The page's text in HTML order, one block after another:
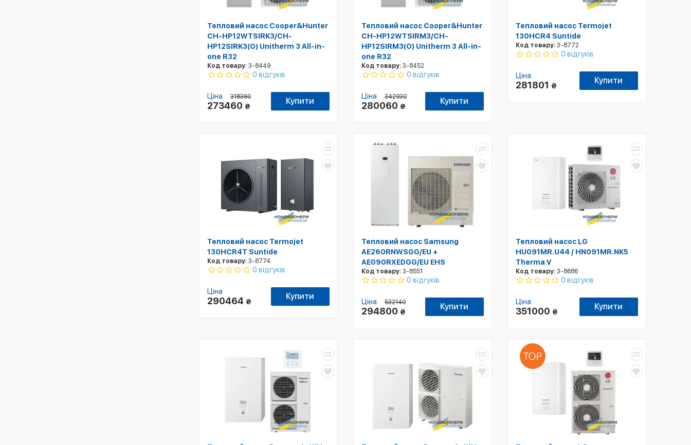
Тепловий насос Cooper&Hunter
CH-HP12WTSIRK3/CH-
HP12SIRK3(O) Unitherm 3 All-in-
one R32
Код товару: 3-8449
0 відгуків
Ціна 318360
273460 ₴
Купити
Тепловий насос Cooper&Hunter
CH-HP12WTSIRM3/CH-
HP12SIRM3(O) Unitherm 3 All-in-
one R32
Код товару:3-8452
0 відгуків
Ціна 342930
280060 ₴
Купити
Тепловий насос Termojet
130HCR4 Suntide
Код товару:3-8772
0 відгуків
Ціна
281801 ₴
Купити
Тепловий насос Termojet
130HCR4T Suntide
Код товару: 3-8774
0 відгуків
Ціна
290464 ₴
Купити
Тепловий насос Samsung
AE260RNWSGG/EU +
AE090RXEDGG/EU EHS
Код товару:3-8551
0 відгуків
Ціна 532140
294800 ₴
Купити
Тепловий насос LG
HU091MR.U44 / HN091MR.NK5
Therma V
Код товару:3-8686
0 відгуків
Ціна
351000 ₴
Купити